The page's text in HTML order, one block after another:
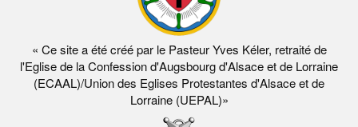
« Ce site a été créé par le Pasteur Yves Kéler, retraité de
l'Eglise de la Confession d'Augsbourg d'Alsace et de Lorraine
(ECAAL)/Union des Eglises Protestantes d'Alsace et de
Lorraine (UEPAL)»